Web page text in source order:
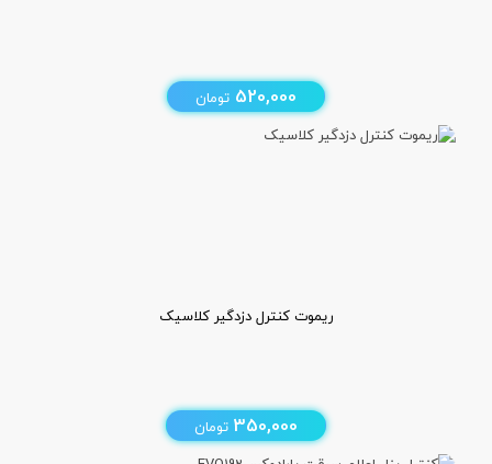
520,000 تومان
ریموت کنترل دزدگیر کلاسیک
350,000 تومان